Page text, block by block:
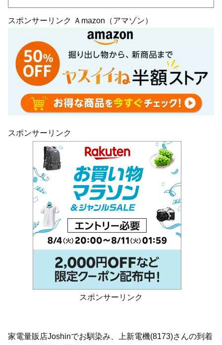
スポンサーリンク Ａmazon（アマゾン）
スポンサーリンク
スポンサーリンク
家電量販店Joshinでお馴染み、上新電機(8173)さんの到着